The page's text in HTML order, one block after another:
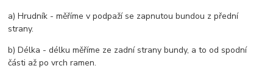
a) Hrudník - měříme v podpaží se zapnutou bundou z přední
strany.
b) Délka - délku měříme ze zadní strany bundy, a to od spodní
části až po vrch ramen.